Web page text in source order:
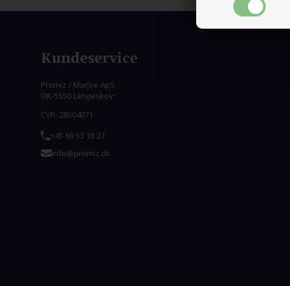
Kundeservice
Promiz / Marjoe ApS
DK-5550 Langeskov
CVR: 28504071
+45 60 53 18 27
info@promiz.dk